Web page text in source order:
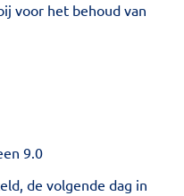
voor het behoud van
9.0
de volgende dag in